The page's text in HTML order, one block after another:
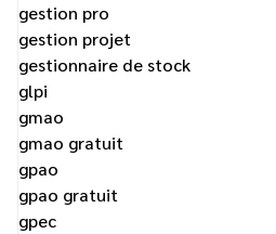
gestion pro
gestion projet
gestionnaire de stock
glpi
gmao
gmao gratuit
gpao
gpao gratuit
gpec